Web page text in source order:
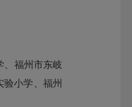
、福州市东岐
小学、福州